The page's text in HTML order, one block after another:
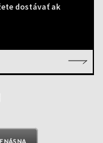
dostávať ak